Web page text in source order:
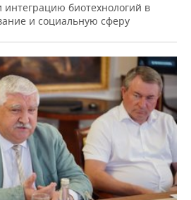
интеграцию биотехнологий в
и социальную сферу